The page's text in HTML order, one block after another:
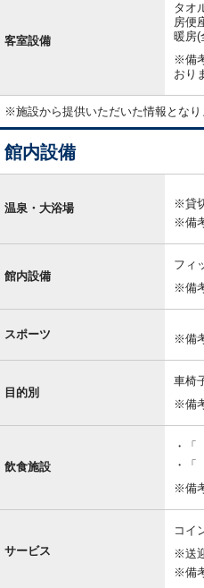
客室設備
タオ
房便
暖房(
※備
おり
※施設から提供いただいた情報となり
館内設備
設温泉・大浴場
※貸
※備
館内設備
フィ
※備
スポーツ ※備
目的別
車椅
※備
飲食施設
※備
サービス
コイ
※送
※備